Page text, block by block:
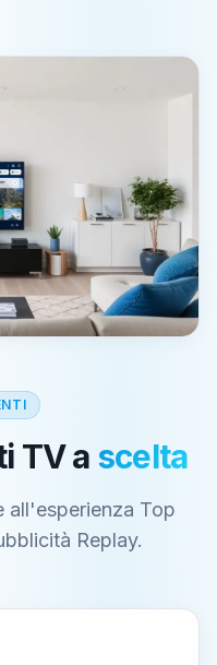
TV a scelta
all'esperienza Top
Replay.